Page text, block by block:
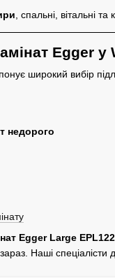
, спальні, вітальні та
Egger у
широкий вибір
недорого
Egger Large EPL122
Наші спеціалісти